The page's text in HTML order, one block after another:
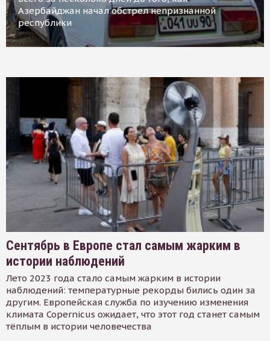
Азербайджан начал обстрел непризнанной
республики
Сентябрь в Европе стал самым жарким в
истории наблюдений
Лето 2023 года стало самым жарким в истории
наблюдений: температурные рекорды бились один за
другим. Европейская служба по изучению изменения
климата Copernicus ожидает, что этот год станет самым
тёплым в истории человечества